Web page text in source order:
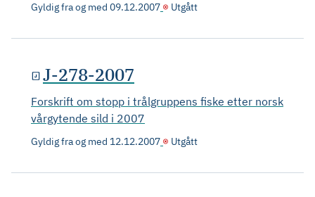
Gyldig fra og med 09.12.2007 Utgått
J-278-2007
Forskrift om stopp i trålgruppens fiske etter norsk
vårgytende sild i 2007
Gyldig fra og med 12.12.2007 Utgått